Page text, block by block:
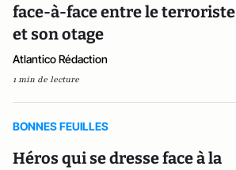
face-à-face entre le terroriste
et son otage
Atlantico Rédaction
1 min de lecture
BONNES FEUILLES
Héros qui se dresse face à la